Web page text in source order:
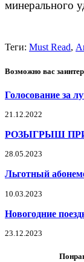
минерального
Теги: Must Read,
Возможно вас
Голосование за
21.12.2022
РОЗЫГРЫШ
28.05.2023
Льготный
10.03.2023
Новогодние
23.12.2023